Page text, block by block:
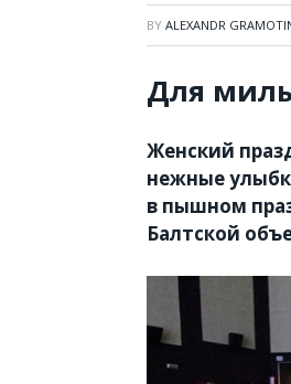
BY ALEXANDR
Для
Женский
нежные
в пышном
Балтской